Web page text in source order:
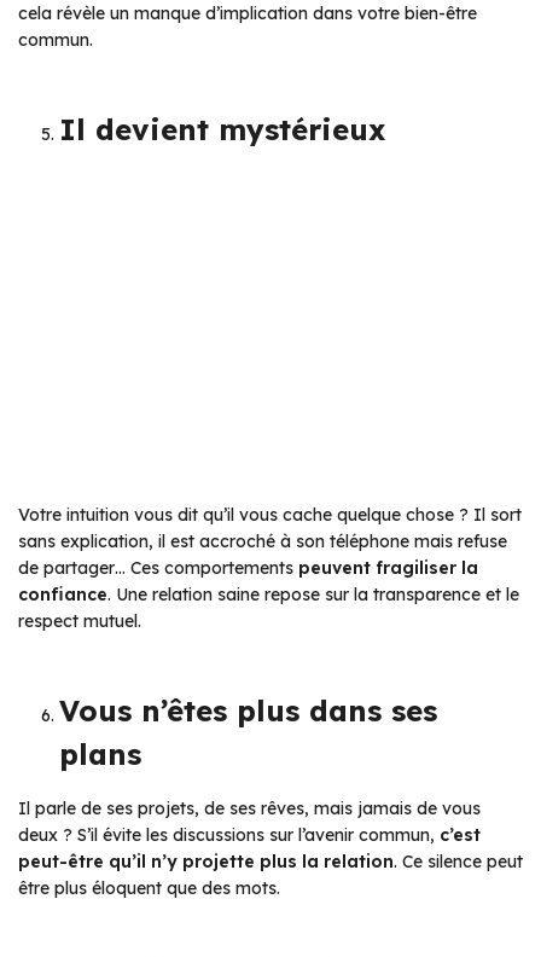
cela révèle un manque d’implication dans votre bien-être
commun.
Il devient mystérieux
Votre intuition vous dit qu’il vous cache quelque chose ? Il sort
sans explication, il est accroché à son téléphone mais refuse
de partager… Ces comportements peuvent fragiliser la
confiance. Une relation saine repose sur la transparence et le
respect mutuel.
Vous n’êtes plus dans ses
plans
Il parle de ses projets, de ses rêves, mais jamais de vous
deux ? S’il évite les discussions sur l’avenir commun, c’est
peut-être qu’il n’y projette plus la relation. Ce silence peut
être plus éloquent que des mots.